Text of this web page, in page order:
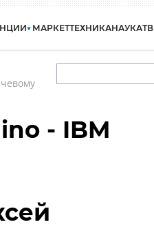
МАРКЕТТЕХНИКАНАУКАТВ
- IBM